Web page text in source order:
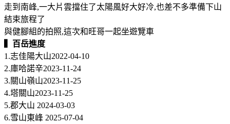
走到南峰,一大片雲擋住了太陽風好大好冷,也差不多準備下山
結束旅程了
與健腳組的拍照,這次和旺哥一起坐遊覽車
▍百岳進度
1.志佳陽大山2022-04-10
2.庫哈諾辛2023-11-24
3.關山嶺山2023-11-25
4.塔關山2023-11-25
5.郡大山 2024-03-03
6.雪山東峰 2025-07-04